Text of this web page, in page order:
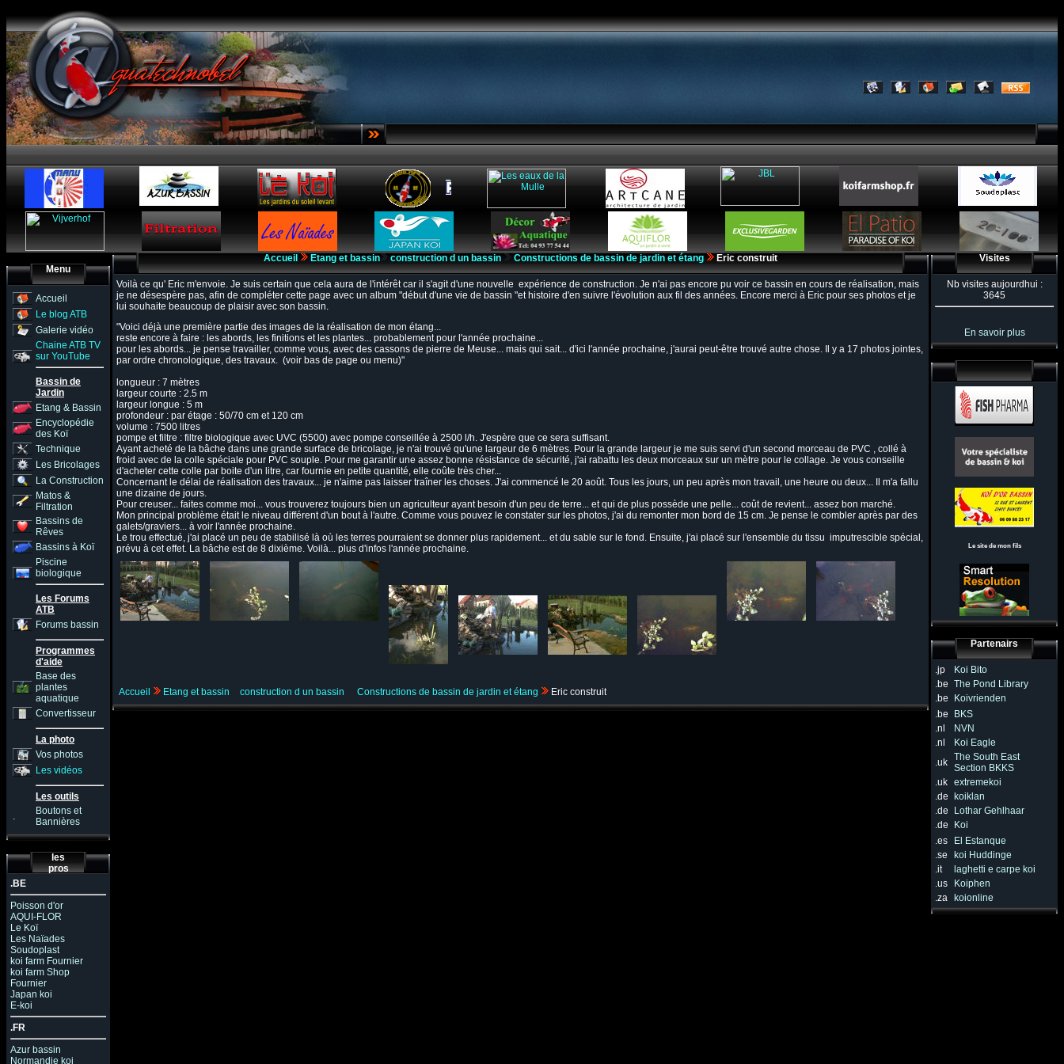
Menu
Accueil
Le blog ATB
Galerie vidéo
Chaine ATB TV
sur YouTube
Bassin de
Jardin
Etang & Bassin
Encyclopédie
des Koï
Technique
Les Bricolages
La Construction
Matos &
Filtration
Bassins de
Rêves
Bassins à Koï
Piscine
biologique
Les Forums
ATB
Forums bassin
Programmes
d'aide
Base des
plantes
aquatique
Convertisseur
La photo
Vos photos
Les vidéos
Les outils
.
Boutons et
Bannières
les
pros
.BE
Poisson d'or
AQUI-FLOR
Le Koï
Les Naïades
Soudoplast
koi farm Fournier
koi farm Shop
Fournier
Japan koi
E-koi
.FR
Azur bassin
Normandie koi
Accueil Etang et bassin construction d un bassin Constructions de bassin de jardin et étang Eric construit
Voilà ce qu' Eric m'envoie. Je suis certain que cela aura de l'intérêt car il s'agit d'une nouvelle expérience de construction. Je n'ai pas encore pu voir ce bassin en cours de réalisation, mais
je ne désespère pas, afin de compléter cette page avec un album "début d'une vie de bassin "et histoire d'en suivre l'évolution aux fil des années. Encore merci à Eric pour ses photos et je
lui souhaite beaucoup de plaisir avec son bassin.
"Voici déjà une première partie des images de la réalisation de mon étang...
reste encore à faire : les abords, les finitions et les plantes... probablement pour l'année prochaine...
pour les abords... je pense travailler, comme vous, avec des cassons de pierre de Meuse... mais qui sait... d'ici l'année prochaine, j'aurai peut-être trouvé autre chose. Il y a 17 photos jointes,
par ordre chronologique, des travaux. (voir bas de page ou menu)"
longueur : 7 mètres
largeur courte : 2.5 m
largeur longue : 5 m
profondeur : par étage : 50/70 cm et 120 cm
volume : 7500 litres
pompe et filtre : filtre biologique avec UVC (5500) avec pompe conseillée à 2500 l/h. J'espère que ce sera suffisant.
Ayant acheté de la bâche dans une grande surface de bricolage, je n'ai trouvé qu'une largeur de 6 mètres. Pour la grande largeur je me suis servi d'un second morceau de PVC , collé à
froid avec de la colle spéciale pour PVC souple. Pour me garantir une assez bonne résistance de sécurité, j'ai rabattu les deux morceaux sur un mètre pour le collage. Je vous conseille
d'acheter cette colle par boite d'un litre, car fournie en petite quantité, elle coûte très cher...
Concernant le délai de réalisation des travaux... je n'aime pas laisser traîner les choses. J'ai commencé le 20 août. Tous les jours, un peu après mon travail, une heure ou deux... Il m'a fallu
une dizaine de jours.
Pour creuser... faites comme moi... vous trouverez toujours bien un agriculteur ayant besoin d'un peu de terre... et qui de plus possède une pelle... coût de revient... assez bon marché.
Mon principal problème était le niveau différent d'un bout à l'autre. Comme vous pouvez le constater sur les photos, j'ai du remonter mon bord de 15 cm. Je pense le combler après par des
galets/graviers... à voir l'année prochaine.
Le trou effectué, j'ai placé un peu de stabilisé là où les terres pourraient se donner plus rapidement... et du sable sur le fond. Ensuite, j'ai placé sur l'ensemble du tissu imputrescible spécial,
prévu à cet effet. La bâche est de 8 dixième. Voilà... plus d'infos l'année prochaine.
Accueil Etang et bassin construction d un bassin Constructions de bassin de jardin et étang Eric construit
Visites
Nb visites aujourdhui :
3645
En savoir plus
Le site de mon fils
Partenairs
.jp
Koi Bito
.be The Pond Library
.be
Koivrienden
.be
BKS
.nl
NVN
.nl
Koi Eagle
.uk The South East
Section BKKS
.uk extremekoi
.de
koiklan
.de
Lothar Gehlhaar
.de
Koi
.es
El Estanque
.se
koi Huddinge
.it
laghetti e carpe koi
.us
Koiphen
.za
koionline